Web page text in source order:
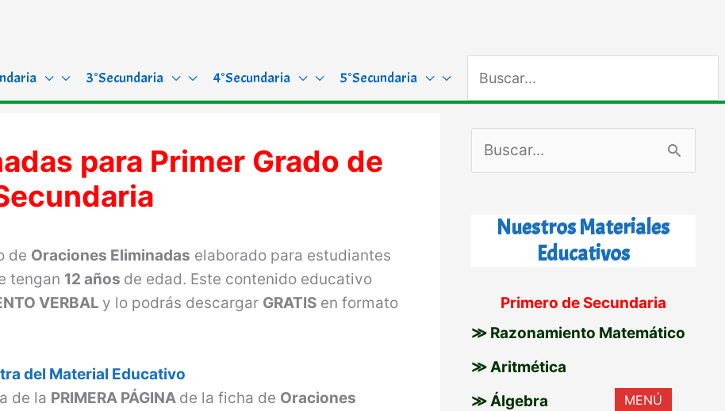
3°Secundaria 4°Secundaria 5°Secundaria
por:
para Primer Grado de
de Oraciones Eliminadas elaborado para estudiantes
tengan 12 años de edad. Este contenido educativo
VERBAL y lo podrás descargar GRATIS en formato
del Material Educativo
de la PRIMERA PÁGINA de la ficha de Oraciones
u
Nuestros Materiales
Educativos
Primero de Secundaria
≫ Razonamiento Matemático
≫ Aritmética
≫ Álgebra
MENÚ